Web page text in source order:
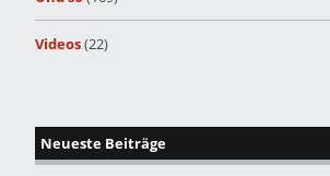
Videos(22)
Neueste Beiträge